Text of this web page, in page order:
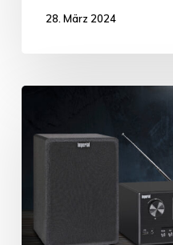
28. März 2024